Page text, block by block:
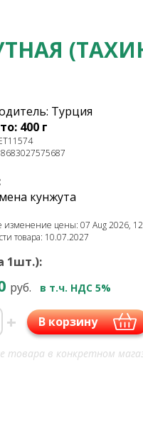
Турция
400 г
кунжута
изменение цены: 07 Aug 2026,
товара: 10.07.2027
1шт.):
руб. в т.ч. НДС 5%
+ В корзину
товара в конкретном